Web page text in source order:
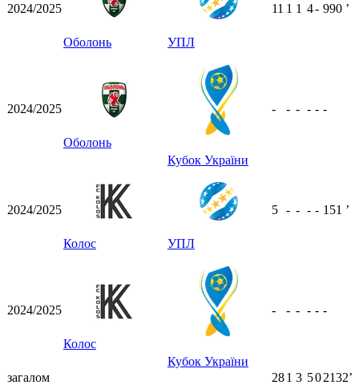
2024/2025
Оболонь УПЛ
11 1 1 4- 990 ʼ
2024/2025
Оболонь
Кубок України
- - - - - -
2024/2025
Колос УПЛ
5 - - - - 151 ʼ
2024/2025
Колос
Кубок України
- - - - - -
загалом 281 3 502132ʼ